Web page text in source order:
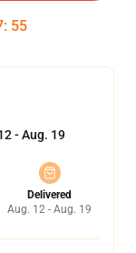
: 54
- Aug. 19
Delivered
Aug. 12 - Aug. 19